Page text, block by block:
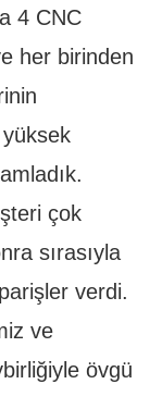
4 CNC
her birinden
çok
sırasıyla
verdi.
ve
övgü